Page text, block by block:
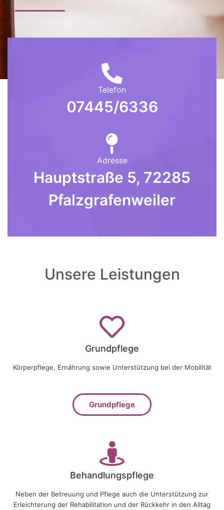
Telefon
07445/6336
Adresse
Hauptstraße 5, 72285
Pfalzgrafenweiler
Unsere Leistungen
Grundpflege
Körperpflege, Ernährung sowie Unterstützung bei der Mobilität
Grundpflege
Behandlungspflege
Neben der Betreuung und Pflege auch die Unterstützung zur
Erleichterung der Rehabilitation und der Rückkehr in den Alltag